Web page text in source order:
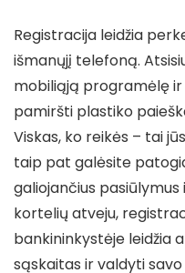
Registracija leidžia
išmanųjį telefoną.
mobiliąją programėlę
pamiršti plastiko
Viskas, ko reikės – tai
taip pat galėsite
galiojančius
kortelių atveju,
bankininkystėje leidžia
sąskaitas ir valdyti